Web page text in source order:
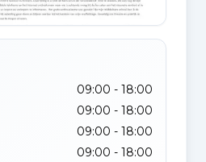
09:00 - 18:00
09:00 - 18:00
09:00 - 18:00
09:00 - 18:00